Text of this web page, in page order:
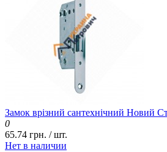
Замок врізний сантехнічний Новий
0
65.74 грн. / шт.
Нет в наличии